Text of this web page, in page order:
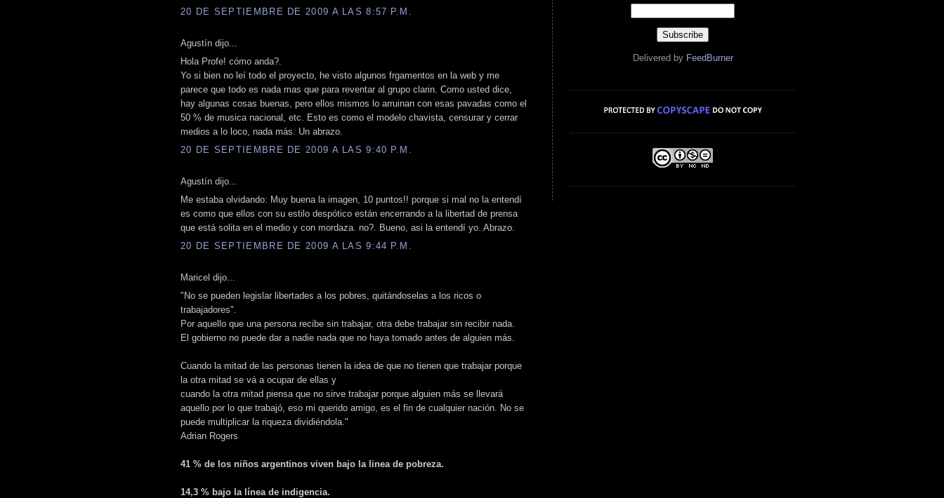
20 DE SEPTIEMBRE DE 2009 A LAS 8:57 P.M.
Agustín dijo...
Hola Profe! cómo anda?.
Yo si bien no leí todo el proyecto, he visto algunos frgamentos en la web y me
parece que todo es nada mas que para reventar al grupo clarin. Como usted dice,
hay algunas cosas buenas, pero ellos mismos lo arruinan con esas pavadas como el
50 % de musica nacional, etc. Esto es como el modelo chavista, censurar y cerrar
medios a lo loco, nada más. Un abrazo.
20 DE SEPTIEMBRE DE 2009 A LAS 9:40 P.M.
Agustín dijo...
Me estaba olvidando: Muy buena la imagen, 10 puntos!! porque si mal no la entendí
es como que ellos con su estilo despótico están encerrando a la libertad de prensa
que está solita en el medio y con mordaza. no?. Bueno, asi la entendí yo. Abrazo.
20 DE SEPTIEMBRE DE 2009 A LAS 9:44 P.M.
Maricel dijo...
"No se pueden legislar libertades a los pobres, quitándoselas a los ricos o
trabajadores".
Por aquello que una persona recibe sin trabajar, otra debe trabajar sin recibir nada.
El gobierno no puede dar a nadie nada que no haya tomado antes de alguien más.
Cuando la mitad de las personas tienen la idea de que no tienen que trabajar porque
la otra mitad se vá a ocupar de ellas y
cuando la otra mitad piensa que no sirve trabajar porque alguien más se llevará
aquello por lo que trabajó, eso mi querido amigo, es el fin de cualquier nación. No se
puede multiplicar la riqueza dividiéndola."
Adrian Rogers
41 % de los niños argentinos viven bajo la linea de pobreza.
14,3 % bajo la línea de indigencia.
Delivered by FeedBurner